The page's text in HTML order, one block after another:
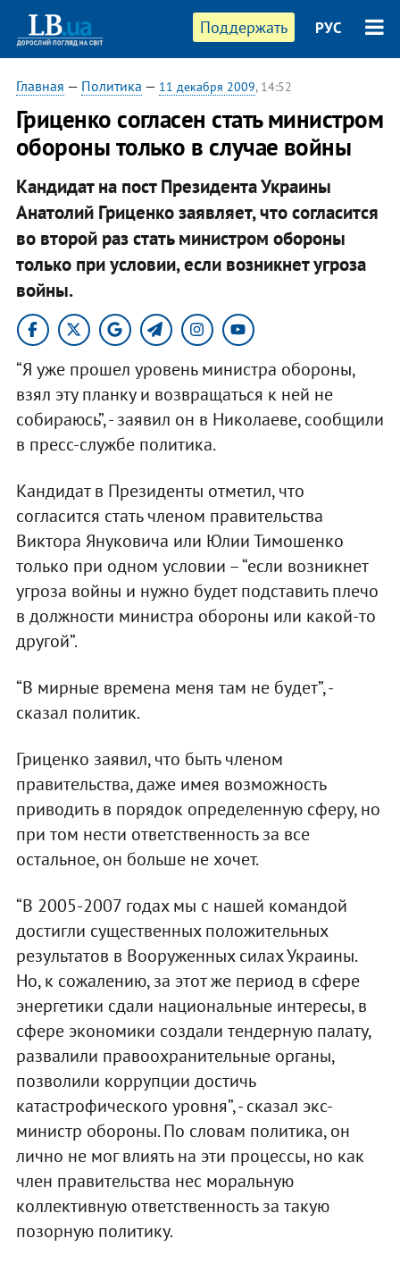
Поддержать РУС
Главная — Политика — 11 декабря 2009, 14:52
Гриценко согласен стать министром
обороны только в случае войны
Кандидат на пост Президента Украины
Анатолий Гриценко заявляет, что согласится
во второй раз стать министром обороны
только при условии, если возникнет угроза
войны.
“Я уже прошел уровень министра обороны,
взял эту планку и возвращаться к ней не
собираюсь”, - заявил он в Николаеве, сообщили
в пресс-службе политика.
Кандидат в Президенты отметил, что
согласится стать членом правительства
Виктора Януковича или Юлии Тимошенко
только при одном условии – “если возникнет
угроза войны и нужно будет подставить плечо
в должности министра обороны или какой-то
другой”.
“В мирные времена меня там не будет”, -
сказал политик.
Гриценко заявил, что быть членом
правительства, даже имея возможность
приводить в порядок определенную сферу, но
при том нести ответственность за все
остальное, он больше не хочет.
“В 2005-2007 годах мы с нашей командой
достигли существенных положительных
результатов в Вооруженных силах Украины.
Но, к сожалению, за этот же период в сфере
энергетики сдали национальные интересы, в
сфере экономики создали тендерную палату,
развалили правоохранительные органы,
позволили коррупции достичь
катастрофического уровня”, - сказал экс-
министр обороны. По словам политика, он
лично не мог влиять на эти процессы, но как
член правительства нес моральную
коллективную ответственность за такую
позорную политику.